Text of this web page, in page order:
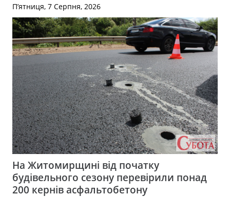
П’ятниця, 7 Серпня, 2026
На Житомирщині від початку
будівельного сезону перевірили понад
200 кернів асфальтобетону